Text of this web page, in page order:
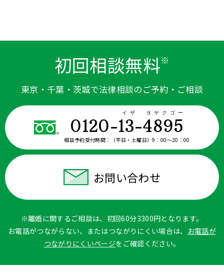
初回相談無料※
東京・千葉・茨城で法律相談のご予約・ご相談
0120-13-4895
イザ ヨヤクゴー
相談予約受付時間： （平日・土曜日）9：00〜20：00
お問い合わせ
※離婚に関するご相談は、初回60分3300円となります。
お電話がつながらない、またはつながりにくい場合は、 お電話が
つながりにくいページをご確認ください。